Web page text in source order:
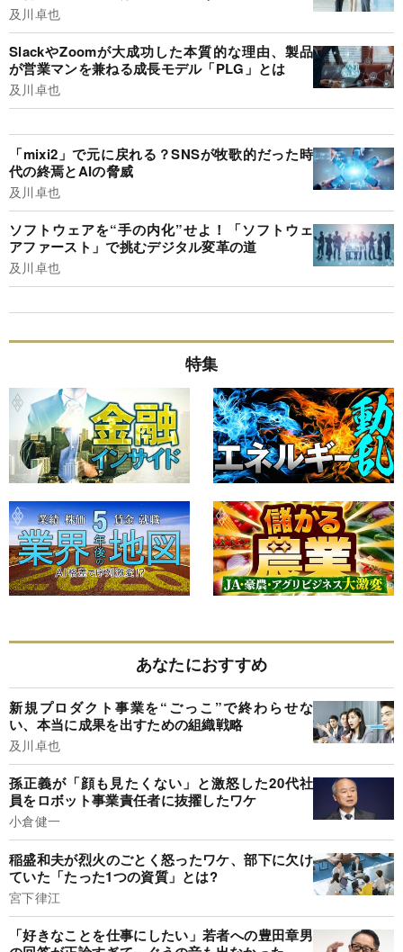
及川卓也
SlackやZoomが大成功した本質的な理由、製品
が営業マンを兼ねる成長モデル「PLG」とは
及川卓也
「mixi2」で元に戻れる？SNSが牧歌的だった時
代の終焉とAIの脅威
及川卓也
ソフトウェアを“手の内化”せよ！「ソフトウェ
アファースト」で挑むデジタル変革の道
及川卓也
特集
あなたにおすすめ
新規プロダクト事業を“ごっこ”で終わらせな
い、本当に成果を出すための組織戦略
及川卓也
孫正義が「顔も見たくない」と激怒した20代社
員をロボット事業責任者に抜擢したワケ
小倉健一
稲盛和夫が烈火のごとく怒ったワケ、部下に欠け
ていた「たった1つの資質」とは?
宮下律江
「好きなことを仕事にしたい」若者への豊田章男